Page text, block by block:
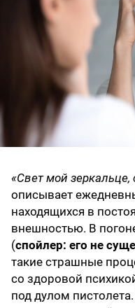
«Свет мой зеркальце,
описывает
находящихся в
внешностью. В
(спойлер: его не
такие страшные
со здоровой
под дулом